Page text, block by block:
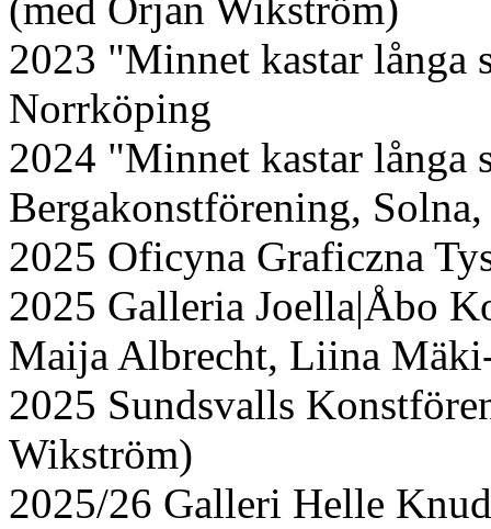
2023 "Minnet kastar långa
Norrköping
2024 "Minnet kastar långa
Bergakonstförening,
2025 Oficyna Graficzna
2025 Galleria Joella|Åbo
Maija Albrecht, Liina
2025 Sundsvalls
Wikström)
2025/26 Galleri Helle